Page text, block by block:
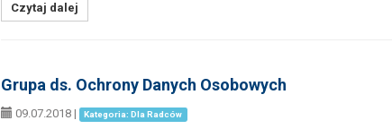
Czytaj dalej
Grupa ds. Ochrony Danych Osobowych
09.07.2018 | Kategoria: Dla Radców